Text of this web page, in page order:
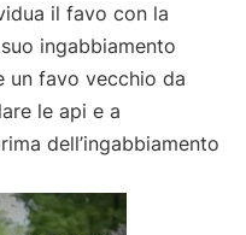
il favo con la
ingabbiamento
un favo vecchio da
le api e a
dell’ingabbiamento